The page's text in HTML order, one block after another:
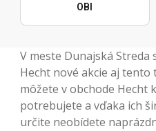
OBI
V meste Dunajská
Hecht nové akcie aj tento
môžete v obchode Hecht
potrebujete a vďaka ich
určite neobídete